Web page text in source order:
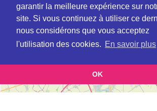
garantir la meilleure expérience sur
site. Si vous continuez à utiliser ce
nous considérons que vous acceptez
l'utilisation des cookies. En savoir plus
OK